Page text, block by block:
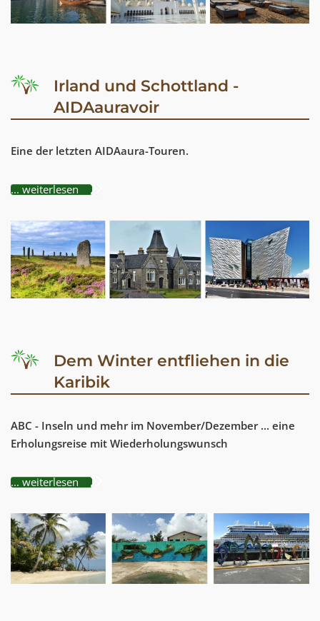
Irland und Schottland -
AIDAauravoir
Eine der letzten AIDAaura-Touren.
... weiterlesen
Dem Winter entfliehen in die
Karibik
ABC - Inseln und mehr im November/Dezember ... eine
Erholungsreise mit Wiederholungswunsch
... weiterlesen